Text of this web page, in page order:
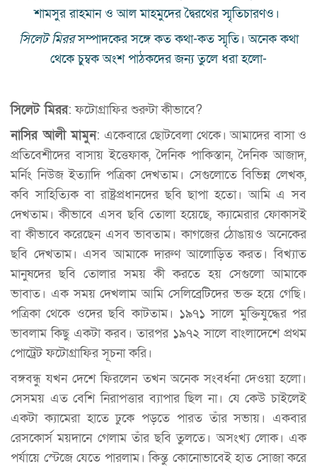
শামসুর রাহমান ও আল মাহমুদের দ্বৈরথের স্মৃতিচারণও।
সিলেট মিররসম্পাদকের সঙ্গে কত কথা-কত স্মৃতি। অনেক কথা
থেকে চুম্বক অংশ পাঠকদের জন্য তুলে ধরা হলো-
সিলেট মিরর: ফটোগ্রাফির শুরুটা কীভাবে?
নাসির আলী মামুন: একেবারে ছোটবেলা থেকে। আমাদের বাসা ও
প্রতিবেশীদের বাসায় ইত্তেফাক, দৈনিক পাকিস্তান, দৈনিক আজাদ,
মর্নিং নিউজ ইত্যাদি পত্রিকা দেখতাম। সেগুলোতে বিভিন্ন লেখক,
কবি সাহিত্যিক বা রাষ্ট্রপ্রধানদের ছবি ছাপা হতো। আমি এ সব
দেখতাম। কীভাবে এসব ছবি তোলা হয়েছে, ক্যামেরার ফোকাসই
বা কীভাবে করেছেন এসব ভাবতাম। কাগজের ঠোঙায়ও অনেকের
ছবি দেখতাম। এসব আমাকে দারুণ আলোড়িত করত। বিখ্যাত
মানুষদের ছবি তোলার সময় কী করতে হয় সেগুলো আমাকে
ভাবাত। এক সময় দেখলাম আমি সেলিব্রেটিদের ভক্ত হয়ে গেছি।
পত্রিকা থেকে ওদের ছবি কাটতাম। ১৯৭১ সালে মুক্তিযুদ্ধের পর
ভাবলাম কিছু একটা করব। তারপর ১৯৭২ সালে বাংলাদেশে প্রথম
পোট্রেট ফটোগ্রাফির সূচনা করি।
বঙ্গবন্ধু যখন দেশে ফিরলেন তখন অনেক সংবর্ধনা দেওয়া হলো।
সেসময় এত বেশি নিরাপত্তার ব্যাপার ছিল না। যে কেউ চাইলেই
একটা ক্যামেরা হাতে ঢুকে পড়তে পারত তাঁর সভায়। একবার
রেসকোর্স ময়দানে গেলাম তাঁর ছবি তুলতে। অসংখ্য লোক। এক
পর্যায়ে স্টেজে যেতে পারলাম। কিন্তু কোনোভাবেই হাত সোজা করে